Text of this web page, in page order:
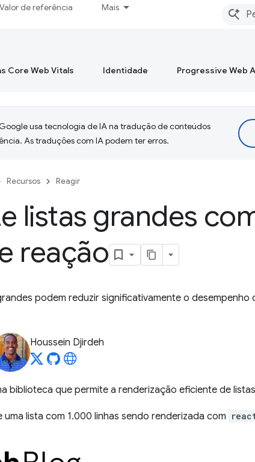
Valor de referência Mais
Core Web Vitals Identidade Progressive Web
usa tecnologia de IA na tradução de conteúdos
As traduções com IA podem ter erros.
Recursos Reagir
listas grandes
reação
podem reduzir significativamente o desempenho
Houssein Djirdeh
biblioteca que permite a renderização eficiente de
lista com 1.000 linhas sendo renderizada com